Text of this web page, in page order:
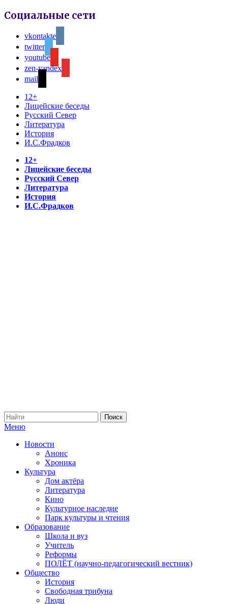
Социальные сети
vkontakte
twitter
youtube
zen-yandex
mail
12+
Лицейские беседы
Русский Север
Литература
История
И.С.Фрадков
12+
Лицейские беседы
Русский Север
Литература
История
И.С.Фрадков
Меню
Новости
Анонс
Хроника
Культура
Дом актёра
Литература
Кино
Культурное наследие
Парк культуры и чтения
Образование
Школа и вуз
Учитель
Реформы
ПОЛЁТ (научно-педагогический вестник)
Общество
История
Свободная трибуна
Люди